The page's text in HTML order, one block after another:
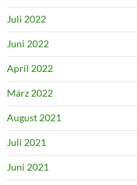
Juli 2022
Juni 2022
April 2022
März 2022
August 2021
Juli 2021
Juni 2021